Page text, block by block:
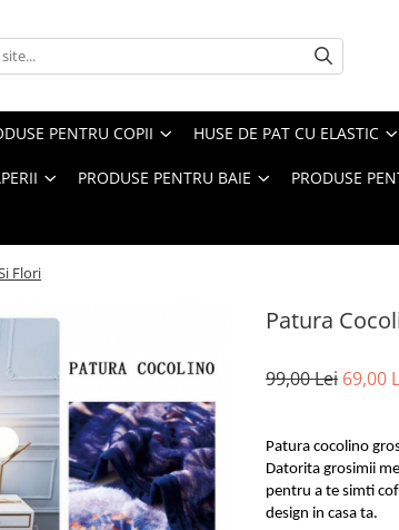
PENTRU COPII HUSE DE PAT CU ELASTIC
PRODUSE PENTRU BAIE PRODUSE
Flori
Patura
99,00 Lei 69,00
Patura cocolino
Datorita grosimii
pentru a te simti
design in casa ta.